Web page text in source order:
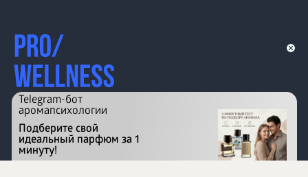
Перейти на сайт
Telegram-бот
аромапсихологии
Подберите свой
идеальный парфюм за 1
минуту!